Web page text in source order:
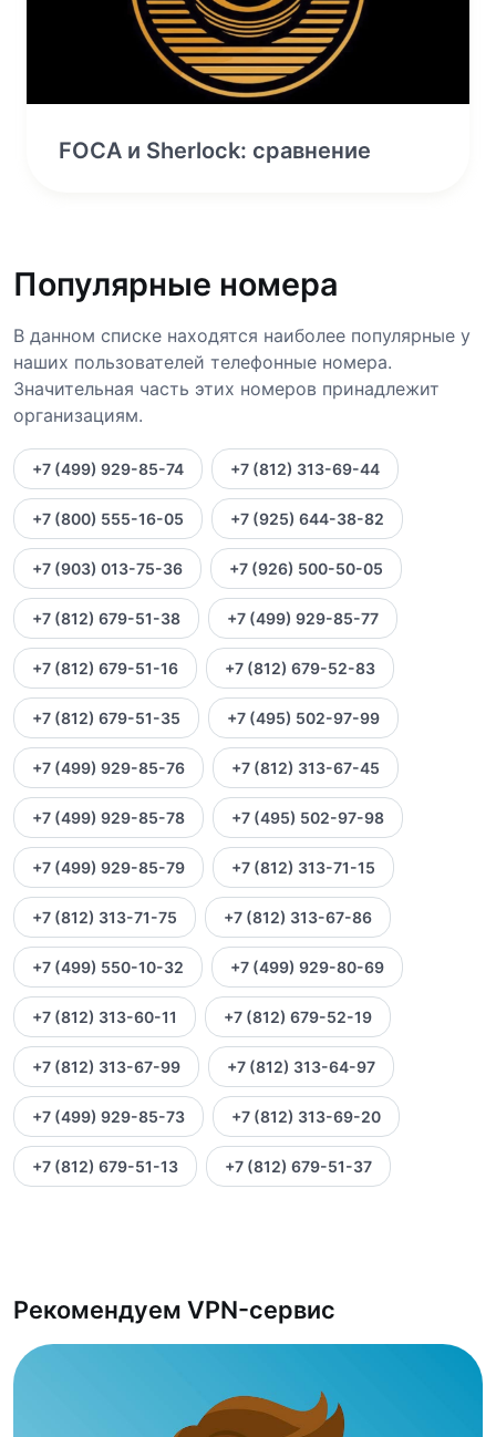
FOCA и Sherlock: сравнение
Популярные номера
В данном списке находятся наиболее популярные у
наших пользователей телефонные номера.
Значительная часть этих номеров принадлежит
организациям.
+7 (499) 929-85-74 +7 (812) 313-69-44
+7 (800) 555-16-05 +7 (925) 644-38-82
+7 (903) 013-75-36 +7 (926) 500-50-05
+7 (812) 679-51-38 +7 (499) 929-85-77
+7 (812) 679-51-16 +7 (812) 679-52-83
+7 (812) 679-51-35 +7 (495) 502-97-99
+7 (499) 929-85-76 +7 (812) 313-67-45
+7 (499) 929-85-78 +7 (495) 502-97-98
+7 (499) 929-85-79 +7 (812) 313-71-15
+7 (812) 313-71-75 +7 (812) 313-67-86
+7 (499) 550-10-32 +7 (499) 929-80-69
+7 (812) 313-60-11 +7 (812) 679-52-19
+7 (812) 313-67-99 +7 (812) 313-64-97
+7 (499) 929-85-73 +7 (812) 313-69-20
+7 (812) 679-51-13 +7 (812) 679-51-37
Рекомендуем VPN-сервис